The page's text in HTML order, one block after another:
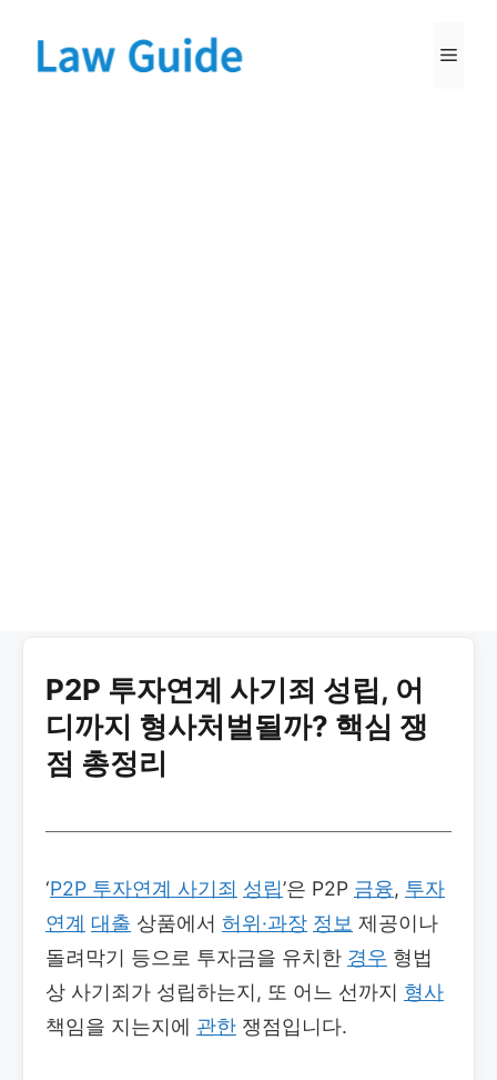
P2P 투자연계 사기죄 성립, 어
디까지 형사처벌될까? 핵심 쟁
점 총정리
‘P2P 투자연계 사기죄 성립’은 P2P 금융, 투자
연계 대출 상품에서 허위·과장 정보 제공이나
돌려막기 등으로 투자금을 유치한 경우 형법
상 사기죄가 성립하는지, 또 어느 선까지 형사
책임을 지는지에 관한 쟁점입니다.